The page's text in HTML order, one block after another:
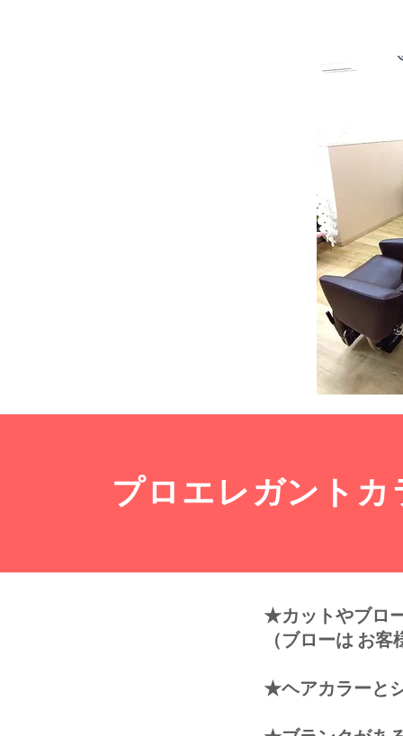
プロエレガント
★カットやブロ
（ブローは お
★ヘアカラーと